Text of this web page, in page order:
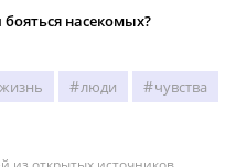
насекомых?
жизнь люди
чувства